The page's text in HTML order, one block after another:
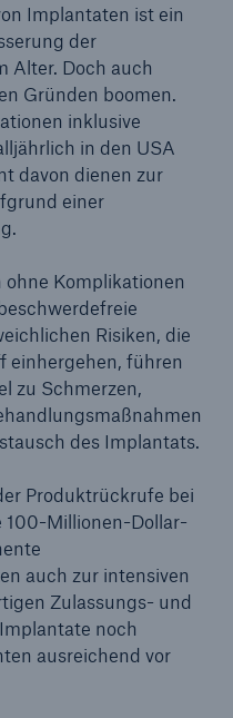
Implantaten ist ein
der
Alter. Doch auch
Gründen boomen.
inklusive
in den USA
davon dienen zur
einer
Komplikationen
Risiken, die
einhergehen, führen
zu Schmerzen,
des Implantats.
Produktrückrufe bei
100-Millionen-Dollar-
auch zur intensiven
Zulassungs- und
noch
ausreichend vor
bis zur
der BU-
Kosten der